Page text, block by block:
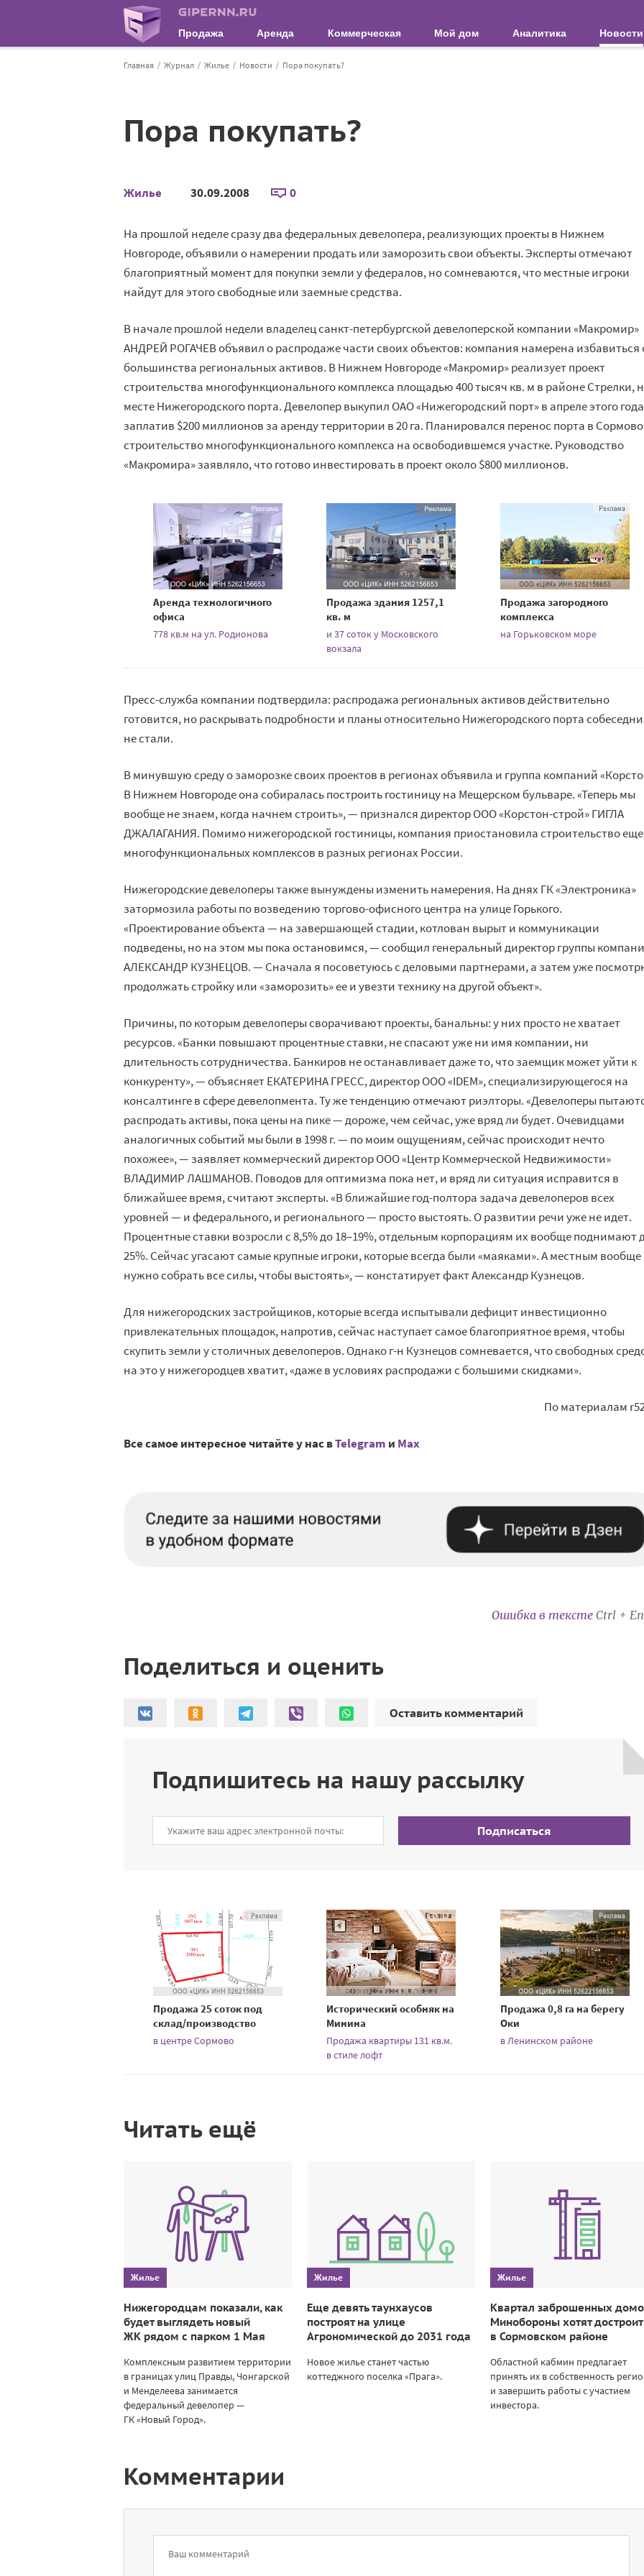
Продажа Аренда Коммерческая Мой дом Аналитика Новости
Главная Журнал Жилье Новости Пора покупать?
Пора покупать?
Жилье 30.09.2008 0
На прошлой неделе сразу два федеральных девелопера, реализующих проекты в Нижнем
Новгороде, объявили о намерении продать или заморозить свои объекты. Эксперты отмечают
благоприятный момент для покупки земли у федералов, но сомневаются, что местные игроки
найдут для этого свободные или заемные средства.
В начале прошлой недели владелец санкт-петербургской девелоперской компании «Макромир»
АНДРЕЙ РОГАЧЕВ объявил о распродаже части своих объектов: компания намерена избавиться
большинства региональных активов. В Нижнем Новгороде «Макромир» реализует проект
строительства многофункционального комплекса площадью 400 тысяч кв. м в районе Стрелки,
месте Нижегородского порта. Девелопер выкупил ОАО «Нижегородский порт» в апреле этого
заплатив $200 миллионов за аренду территории в 20 га. Планировался перенос порта в
строительство многофункционального комплекса на освободившемся участке. Руководство
«Макромира» заявляло, что готово инвестировать в проект около $800 миллионов.
Аренда технологичного
офиса
778 кв.м на ул. Родионова
Продажа здания 1257,1
кв. м
и 37 соток у Московского
вокзала
Продажа загородного
комплекса
на Горьковском море
Пресс-служба компании подтвердила: распродажа региональных активов действительно
готовится, но раскрывать подробности и планы относительно Нижегородского порта
не стали.
В минувшую среду о заморозке своих проектов в регионах объявила и группа компаний
В Нижнем Новгороде она собиралась построить гостиницу на Мещерском бульваре. «Теперь мы
вообще не знаем, когда начнем строить», — признался директор ООО «Корстон-строй» ГИГЛА
ДЖАЛАГАНИЯ. Помимо нижегородской гостиницы, компания приостановила строительство еще
многофункциональных комплексов в разных регионах России.
Нижегородские девелоперы также вынуждены изменить намерения. На днях ГК «Электроника»
затормозила работы по возведению торгово-офисного центра на улице Горького.
«Проектирование объекта — на завершающей стадии, котлован вырыт и коммуникации
подведены, но на этом мы пока остановимся, — сообщил генеральный директор группы
АЛЕКСАНДР КУЗНЕЦОВ. — Сначала я посоветуюсь с деловыми партнерами, а затем уже
продолжать стройку или «заморозить» ее и увезти технику на другой объект».
Причины, по которым девелоперы сворачивают проекты, банальны: у них просто не хватает
ресурсов. «Банки повышают процентные ставки, не спасают уже ни имя компании, ни
длительность сотрудничества. Банкиров не останавливает даже то, что заемщик может уйти к
конкуренту», — объясняет ЕКАТЕРИНА ГРЕСС, директор ООО «IDEM», специализирующегося на
консалтинге в сфере девелопмента. Ту же тенденцию отмечают риэлторы. «Девелоперы
распродать активы, пока цены на пике — дороже, чем сейчас, уже вряд ли будет. Очевидцами
аналогичных событий мы были в 1998 г. — по моим ощущениям, сейчас происходит нечто
похожее», — заявляет коммерческий директор ООО «Центр Коммерческой Недвижимости»
ВЛАДИМИР ЛАШМАНОВ. Поводов для оптимизма пока нет, и вряд ли ситуация исправится в
ближайшее время, считают эксперты. «В ближайшие год-полтора задача девелоперов всех
уровней — и федерального, и регионального — просто выстоять. О развитии речи уже не идет.
Процентные ставки возросли с 8,5% до 18–19%, отдельным корпорациям их вообще поднимают
25%. Сейчас угасают самые крупные игроки, которые всегда были «маяками». А местным вообще
нужно собрать все силы, чтобы выстоять», — констатирует факт Александр Кузнецов.
Для нижегородских застройщиков, которые всегда испытывали дефицит инвестиционно
привлекательных площадок, напротив, сейчас наступает самое благоприятное время, чтобы
скупить земли у столичных девелоперов. Однако г-н Кузнецов сомневается, что свободных
на это у нижегородцев хватит, «даже в условиях распродажи с большими скидками».
По материалам
Все самое интересное читайте у нас вTelegram и Mах
Ошибка в тексте Ctrl +
Поделиться и оценить
Оставить комментарий
Подпишитесь на нашу рассылку
Подписаться
Продажа 25 соток под
склад/производство
в центре Сормово
Исторический особняк на
Минина
Продажа квартиры 131 кв.м.
в стиле лофт
Продажа 0,8 га на берегу
Оки
в Ленинском районе
Читать ещё
Жилье
Нижегородцам показали, как
будет выглядеть новый
ЖК рядом с парком 1 Мая
Комплексным развитием территории
в границах улиц Правды, Чонгарской
и Менделеева занимается
федеральный девелопер —
ГК «Новый Город».
Жилье
Еще девять таунхаусов
построят на улице
Агрономической до 2031 года
Новое жилье станет частью
коттеджного поселка «Прага».
Жилье
Квартал заброшенных
Минобороны хотят
в Сормовском районе
Областной кабмин предлагает
принять их в собственность
и завершить работы с участием
инвестора.
Комментарии